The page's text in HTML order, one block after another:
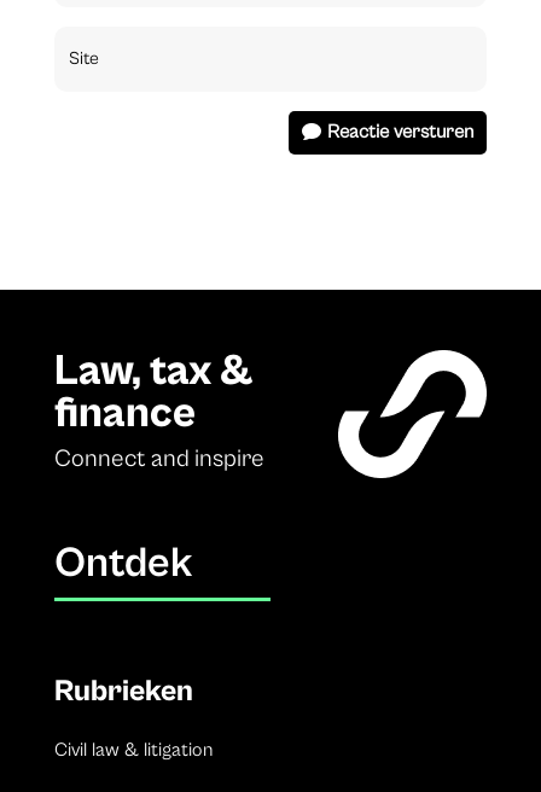
Reactie versturen
Law, tax &
finance
Connect and inspire
Ontdek
Rubrieken
Civil law & litigation